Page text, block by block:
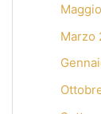
Marzo